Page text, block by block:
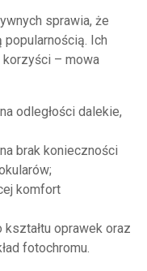
sprawia, że
Ich
– mowa
odległości dalekie,
brak konieczności
komfort
oprawek oraz
fotochromu.